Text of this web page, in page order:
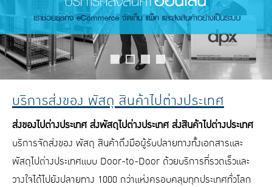
บริการส่งของ พัสดุ สินค้าไปต่างประเทศ
ส่งของไปต่างประเทศ ส่งพัสดุไปต่างประเทศ ส่งสินค้าไปต่างประเทศ
บริการจัดส่งของ พัสดุ สินค้าถึงมือผู้รับปลายทางทั้งเอกสารและ
พัสดุไปต่างประเทศแบบ Door-to-Door ด้วยบริการที่รวดเร็วและ
วางใจได้ไปยังปลายทาง 1000 กว่าแห่งครอบคลุมทุกประเทศทั่วโลก